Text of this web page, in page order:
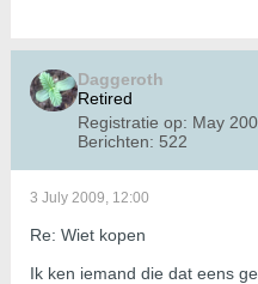
Daggeroth
Retired
Registratie op: May
Berichten: 522
3 July 2009, 12:00
Re: Wiet kopen
Ik ken iemand die dat eens